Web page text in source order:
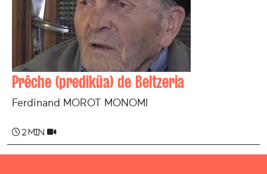
Prêche (prediküa) de Beltzeria
Ferdinand MOROT MONOMI
2 min